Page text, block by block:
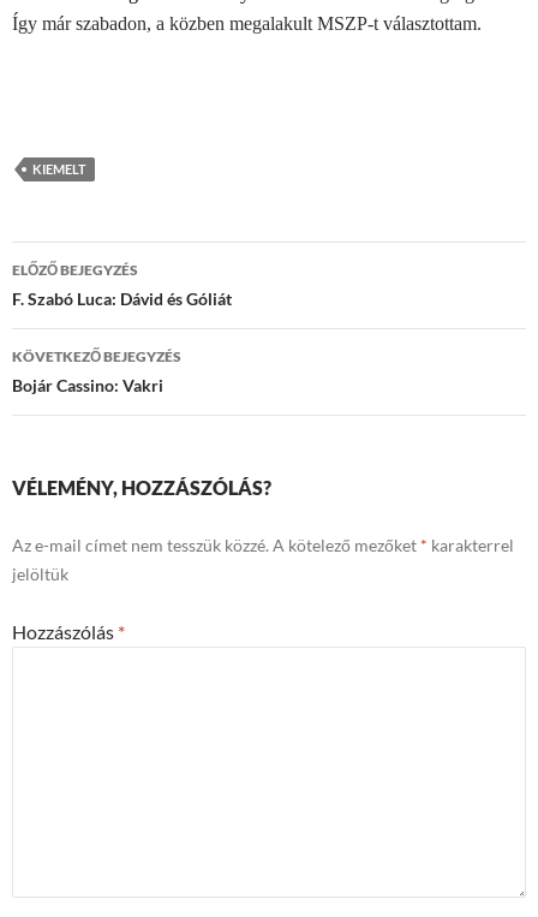
Így már szabadon, a közben megalakult MSZP-t választottam.
KIEMELT
Bejegyzések
navigációja
ELŐZŐ BEJEGYZÉS
F. Szabó Luca: Dávid és Góliát
KÖVETKEZŐ BEJEGYZÉS
Bojár Cassino: Vakri
VÉLEMÉNY, HOZZÁSZÓLÁS?
Az e-mail címet nem tesszük közzé. A kötelező mezőket * karakterrel
jelöltük
Hozzászólás *